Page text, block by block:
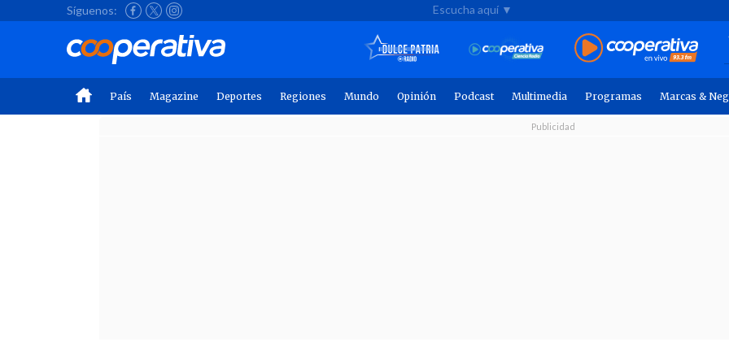
Síguenos: Escucha aquí ▼
País Magazine Deportes Regiones Mundo Opinión Podcast Multimedia Programas Marcas &